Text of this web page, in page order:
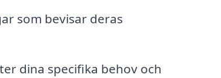
som bevisar deras
dina specifika behov och